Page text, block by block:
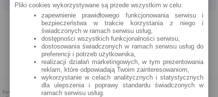
PROGRAM PARTNERSKI O NAS REKLAMA REGULAMIN
POLITYKA PRYWATNOŚCI POLITYKA COOKIES ZASADY PLASOWANIA
Pliki cookies wykorzystywane są przede wszystkim w celu:
zapewnienie prawidłowego funkcjonowania serwisu i
bezpieczeństwa w trakcie korzystania z niego i
świadczonych w ramach serwisu usług,
dostępności wszystkich funkcjonalności serwisu,
dostosowania świadczonych w ramach serwisu usług do
preferencji i potrzeb użytkownika,
realizacji działań marketingowych, w tym prezentowania
reklam, które odpowiadają Twoim zainteresowaniom,
wykorzystanie w celach analitycznych i statystycznych
dla ulepszenia i poprawy standardu świadczonych w
ramach serwisu usług.